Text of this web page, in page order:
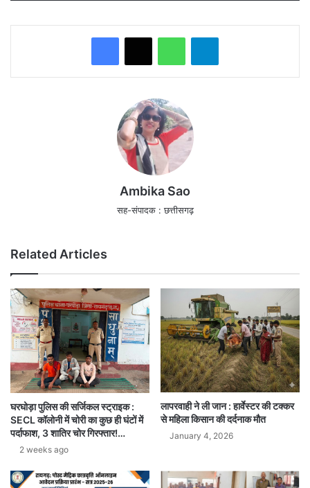
WhatsAppTelegram
Ambika Sao
सह-संपादक : छत्तीसगढ़
Related Articles
घरघोड़ा पुलिस की सर्जिकल स्ट्राइक :
SECL कॉलोनी में चोरी का कुछ ही घंटों में
पर्दाफाश, 3 शातिर चोर गिरफ्तार!…
2 weeks ago
लापरवाही ने ली जान : हार्वेस्टर की टक्कर
से महिला किसान की दर्दनाक मौत
January 4, 2026